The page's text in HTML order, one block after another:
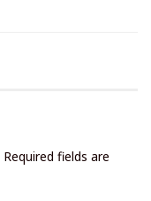
Required fields are